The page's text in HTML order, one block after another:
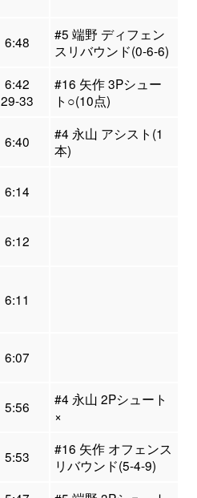
6:48
#5 端野 ディフェン
スリバウンド(0-6-6)
6:42
29-33
#16 矢作 3Pシュー
ト○(10点)
6:40
#4 永山 アシスト(1
本)
6:14
6:12
6:11
6:07
5:56
#4 永山 2Pシュート
×
5:53
#16 矢作 オフェンス
リバウンド(5-4-9)